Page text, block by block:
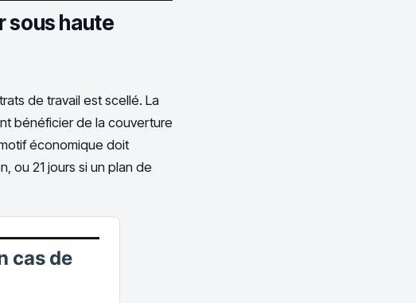
sous haute
de travail est scellé. La
bénéficier de la couverture
économique doit
ou 21 jours si un plan de
cas de